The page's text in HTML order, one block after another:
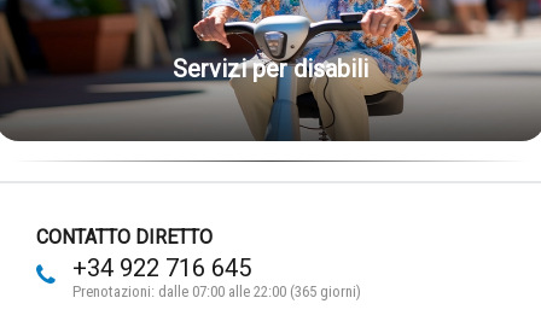
Servizi per disabili
CONTATTO DIRETTO
+34 922 716 645
Prenotazioni: dalle 07:00 alle 22:00 (365 giorni)